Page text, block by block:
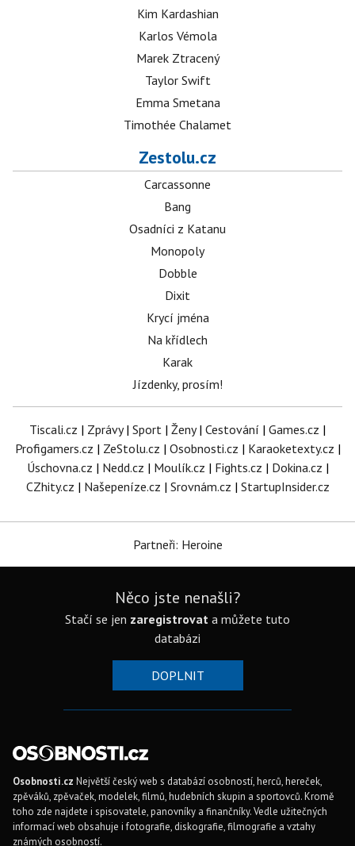
Kim Kardashian
Karlos Vémola
Marek Ztracený
Taylor Swift
Emma Smetana
Timothée Chalamet
Zestolu.cz
Carcassonne
Bang
Osadníci z Katanu
Monopoly
Dobble
Dixit
Krycí jména
Na křídlech
Karak
Jízdenky, prosím!
Tiscali.cz | Zprávy| Sport | Ženy| Cestování | Games.cz |
Profigamers.cz | ZeStolu.cz | Osobnosti.cz | Karaoketexty.cz |
Úschovna.cz | Nedd.cz | Moulík.cz | Fights.cz | Dokina.cz |
CZhity.cz | Našepeníze.cz | Srovnám.cz | StartupInsider.cz
Partneři: Heroine
Něco jste nenašli?
Stačí se jen zaregistrovat a můžete tuto
databázi
DOPLNIT
Osobnosti.cz Největší český web s databází osobností, herců, hereček,
zpěváků, zpěvaček, modelek, filmů, hudebních skupin a sportovců. Kromě
toho zde najdete i spisovatele, panovníky a finančníky. Vedle užitečných
informací web obsahuje i fotografie, diskografie, filmografie a vztahy
známých osobností.